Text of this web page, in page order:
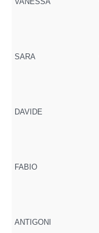
VANESSA
SARA
DAVIDE
FABIO
ANTIGONI